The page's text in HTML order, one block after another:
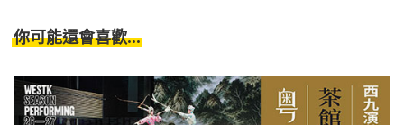
你可能還會喜歡...